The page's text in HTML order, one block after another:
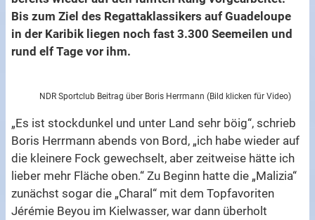
Bis zum Ziel des Regattaklassikers auf Guadeloupe
in der Karibik liegen noch fast 3.300 Seemeilen und
rund elf Tage vor ihm.
NDR Sportclub Beitrag über Boris Herrmann (Bild klicken für Video)
„Es ist stockdunkel und unter Land sehr böig“, schrieb
Boris Herrmann abends von Bord, „ich habe wieder auf
die kleinere Fock gewechselt, aber zeitweise hätte ich
lieber mehr Fläche oben.“ Zu Beginn hatte die „Malizia“
zunächst sogar die „Charal“ mit dem Topfavoriten
Jérémie Beyou im Kielwasser, war dann überholt